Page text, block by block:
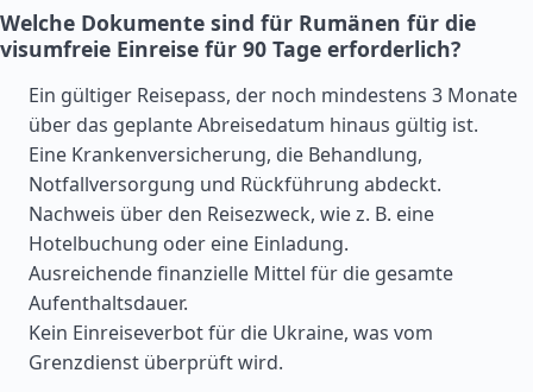
Welche Dokumente sind für Rumänen für die
visumfreie Einreise für 90 Tage erforderlich?
Ein gültiger Reisepass, der noch mindestens 3 Monate
über das geplante Abreisedatum hinaus gültig ist.
Eine Krankenversicherung, die Behandlung,
Notfallversorgung und Rückführung abdeckt.
Nachweis über den Reisezweck, wie z. B. eine
Hotelbuchung oder eine Einladung.
Ausreichende finanzielle Mittel für die gesamte
Aufenthaltsdauer.
Kein Einreiseverbot für die Ukraine, was vom
Grenzdienst überprüft wird.